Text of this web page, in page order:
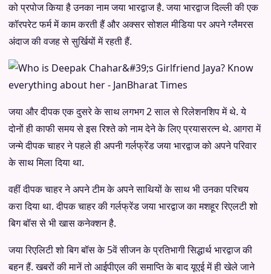
को प्रपोज किया है उनका नाम जया भारद्वाज है. जया भारद्वाज दिल्ली की एक
कॉरपरेट फर्म में काम करती हैं और अक्सर सोशल मीडिया पर अपने ग्लैमरस
अंदाज की वजह से सुर्खियों में रहती हैं.
जया और दीपक एक दुसरे के साथ लगभग 2 साल से रिलेशनशिप में थे. ये
दोनों ही काफी समय से इस रिश्ते को नाम देने के लिए प्रयासरत्न थे. आगरा में
जन्मे दीपक चाहर ने पहले ही अपनी गर्लफ्रेंड जया भारद्वाज को अपने परिवार
के साथ मिला दिया था.
वहीं दीपक चाहर ने अपने टीम के अपने साथियों के साथ भी उनका परिचय
करा दिया था. दीपक चाहर की गर्लफ्रेंड जया भारद्वाज का मशहूर रिएलटी शो
बिग बॉस से भी खास कनेक्शन है.
जया रिएलिटी शो बिग बॉस के 5वें सीजन के प्रतिभागी सिद्धार्थ भारद्वाज की
बहन हैं. खबरों की मानें तो आईपीएल की समाप्ति के बाद यूएई में ही खेले जाने